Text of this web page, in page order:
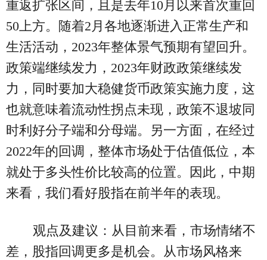
重返扩张区间，且是去年10月以来首次重回
50上方。随着2月各地逐渐进入正常生产和
生活活动，2023年整体景气预期有望回升。
政策端继续发力，2023年财政政策继续发
力，同时要加大稳健货币政策实施力度，这
也就意味着流动性拐点未现，政策不退坡同
时利好分子端和分母端。另一方面，在经过
2022年的回调，整体市场处于估值低位，本
就处于多头性价比较高的位置。因此，中期
来看，我们看好股指在前半年的表现。
观点及建议：从目前来看，市场情绪不
差，股指回调更多是机会。从市场风格来